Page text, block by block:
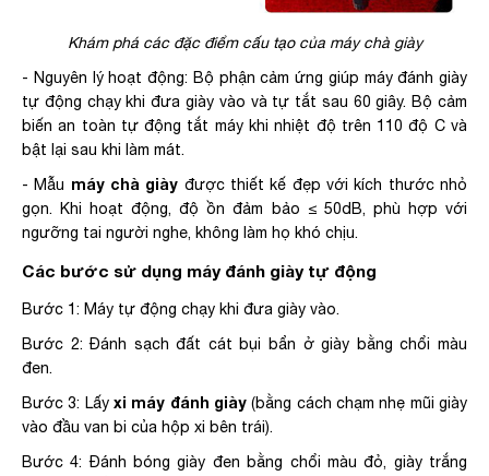
Khám phá các đặc điểm cấu tạo của máy chà giày
- Nguyên lý hoạt động: Bộ phận cảm ứng giúp máy đánh giày
tự động chạy khi đưa giày vào và tự tắt sau 60 giây. Bộ cảm
biến an toàn tự động tắt máy khi nhiệt độ trên 110 độ C và
bật lại sau khi làm mát.
- Mẫu máy chà giày được thiết kế đẹp với kích thước nhỏ
gọn. Khi hoạt động, độ ồn đảm bảo ≤ 50dB, phù hợp với
ngưỡng tai người nghe, không làm họ khó chịu.
Các bước sử dụng máy đánh giày tự động
Bước 1: Máy tự động chạy khi đưa giày vào.
Bước 2: Đánh sạch đất cát bụi bẩn ở giày bằng chổi màu
đen.
Bước 3: Lấy xi máy đánh giày (bằng cách chạm nhẹ mũi giày
vào đầu van bi của hộp xi bên trái).
Bước 4: Đánh bóng giày đen bằng chổi màu đỏ, giày trắng